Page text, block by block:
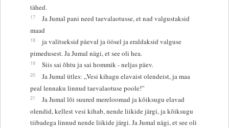
tähed.
17
Ja Jumal pani need taevalaotusse, et nad valgustaksid
maad
18
ja valitseksid päeval ja öösel ja eraldaksid valguse
pimedusest. Ja Jumal nägi, et see oli hea.
19 Siis sai õhtu ja sai hommik - neljas päev.
20
Ja Jumal ütles: „Vesi kihagu elavaist olendeist, ja maa
peal lennaku linnud taevalaotuse poole!”
21
Ja Jumal lõi suured mereloomad ja kõiksugu elavad
olendid, kellest vesi kihab, nende liikide järgi, ja kõiksugu
tiibadega linnud nende liikide järgi. Ja Jumal nägi, et see oli